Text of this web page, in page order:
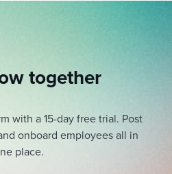
together
with a 15-day free trial. Post
onboard employees all in
place.